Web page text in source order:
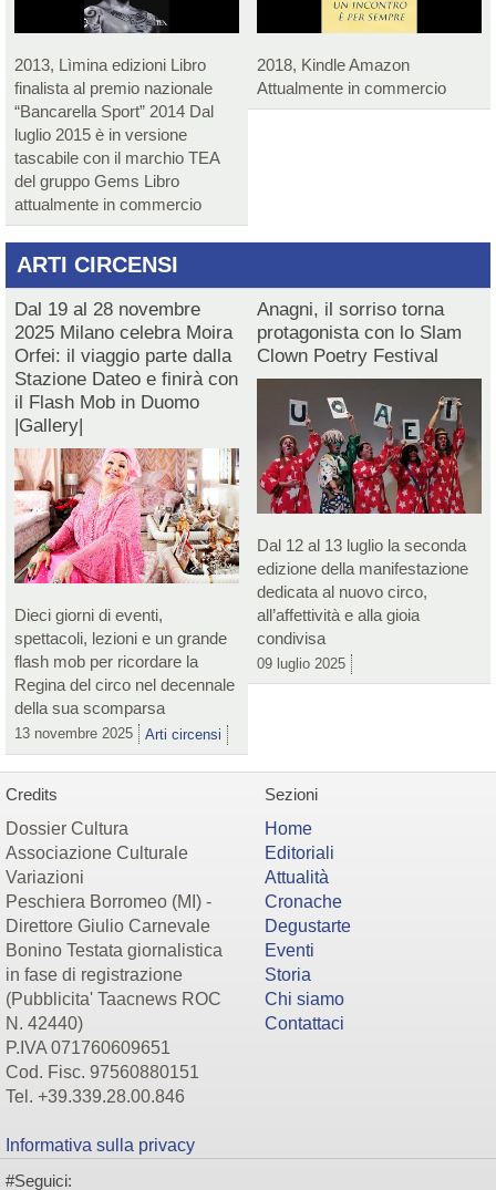
2013, Lìmina edizioni Libro
finalista al premio nazionale
“Bancarella Sport” 2014 Dal
luglio 2015 è in versione
tascabile con il marchio TEA
del gruppo Gems Libro
attualmente in commercio
2018, Kindle Amazon
Attualmente in commercio
ARTI CIRCENSI
Dal 19 al 28 novembre
2025 Milano celebra Moira
Orfei: il viaggio parte dalla
Stazione Dateo e finirà con
il Flash Mob in Duomo
|Gallery|
Dieci giorni di eventi,
spettacoli, lezioni e un grande
flash mob per ricordare la
Regina del circo nel decennale
della sua scomparsa
13 novembre 2025 Arti circensi
Anagni, il sorriso torna
protagonista con lo Slam
Clown Poetry Festival
Dal 12 al 13 luglio la seconda
edizione della manifestazione
dedicata al nuovo circo,
all’affettività e alla gioia
condivisa
09 luglio 2025
Credits
Dossier Cultura
Associazione Culturale
Variazioni
Peschiera Borromeo (MI) -
Direttore Giulio Carnevale
Bonino Testata giornalistica
in fase di registrazione
(Pubblicita' Taacnews ROC
N. 42440)
P.IVA 071760609651
Cod. Fisc. 97560880151
Tel. +39.339.28.00.846
Informativa sulla privacy
Sezioni
Home
Editoriali
Attualità
Cronache
Degustarte
Eventi
Storia
Chi siamo
Contattaci
#Seguici: